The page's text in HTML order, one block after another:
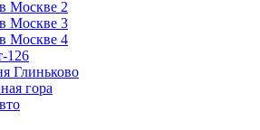
Москве 2
Москве 3
Москве 4
126
Глиньково
гора